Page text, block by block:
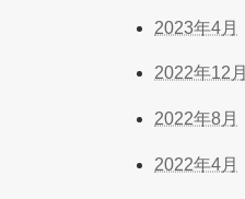
2023年4月
2022年12月
2022年8月
2022年4月